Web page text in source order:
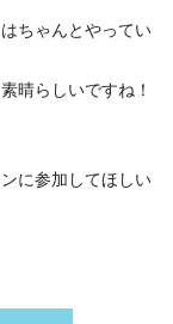
ちゃんとやってい
晴らしいですね！
に参加してほしい